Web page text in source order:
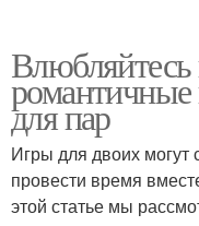
для пар
Игры для двоих могут
провести время
этой статье мы